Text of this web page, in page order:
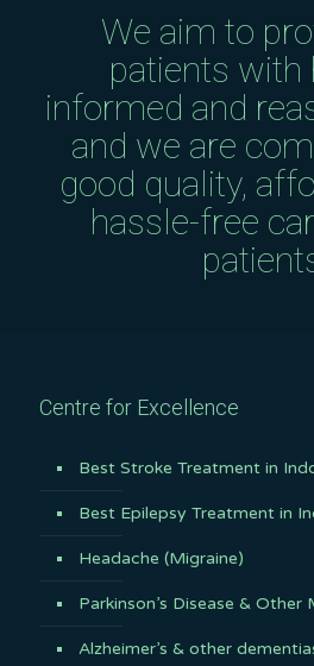
We aim to
patients with
informed and
and we are
good quality,
hassle-free
Centre for Excellence
Best Stroke Treatment in
Best Epilepsy Treatment in
Headache (Migraine)
Parkinson’s Disease &
Alzheimer’s & other